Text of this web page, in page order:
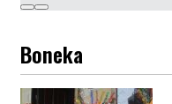
Boneka